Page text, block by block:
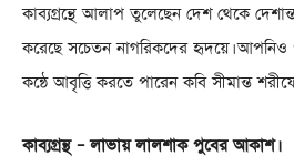
কাব্যগ্রন্থে আলাপ তুলেছেন দেশ থেকে
করেছে সচেতন নাগরিকদের হৃদয়ে। আপনিও
কন্ঠে আবৃত্তি করতে পারেন কবি সীমান্ত
কাব্যগ্রন্থ – লাভায় লালশাক পুবের আকাশ।